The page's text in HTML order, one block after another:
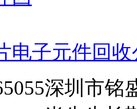
电子元件回收
深圳市